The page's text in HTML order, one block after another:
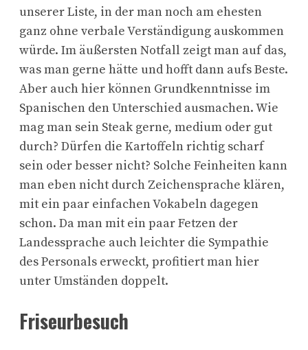
unserer Liste, in der man noch am ehesten
ganz ohne verbale Verständigung auskommen
würde. Im äußersten Notfall zeigt man auf das,
was man gerne hätte und hofft dann aufs Beste.
Aber auch hier können Grundkenntnisse im
Spanischen den Unterschied ausmachen. Wie
mag man sein Steak gerne, medium oder gut
durch? Dürfen die Kartoffeln richtig scharf
sein oder besser nicht? Solche Feinheiten kann
man eben nicht durch Zeichensprache klären,
mit ein paar einfachen Vokabeln dagegen
schon. Da man mit ein paar Fetzen der
Landessprache auch leichter die Sympathie
des Personals erweckt, profitiert man hier
unter Umständen doppelt.
Friseurbesuch